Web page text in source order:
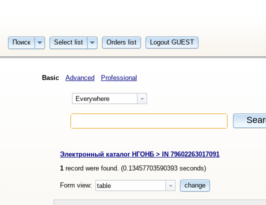
Поиск Select list Orders list Logout GUEST
Basic Advanced Professional
Everywhere
Электронный каталог НГОНБ > IN 79602263017091
1record were found. (0.13457703590393seconds)
Form view: table change